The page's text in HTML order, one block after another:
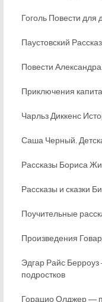
Гоголь Повести для
Паустовский
Повести
Приключения
Чарльз Диккенс
Саша Черный.
Рассказы Бориса
Рассказы и сказки
Поучительные
Произведения
Эдгар Райс
подростков
Горацио Олджер ―